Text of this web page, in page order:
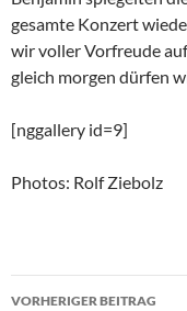
gesamte Konzert
wir voller Vorfreude
gleich morgen dürfen
[nggallery id=9]
Photos: Rolf Ziebolz
VORHERIGER BEITRAG